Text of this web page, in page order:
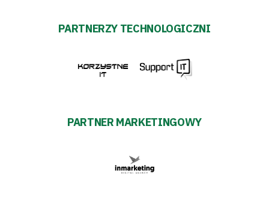
PARTNERZY TECHNOLOGICZNI
PARTNER MARKETINGOWY